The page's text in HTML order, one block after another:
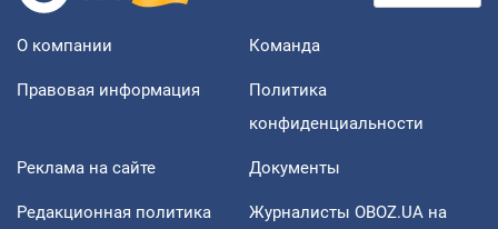
О компании Команда
Правовая информация
Политика
конфиденциальности
Реклама на сайте Документы
Редакционная политика
Журналисты OBOZ.UA на